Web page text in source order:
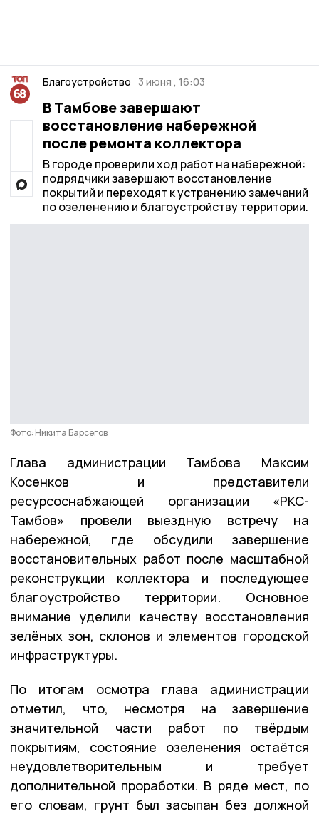
Благоустройство 3 июня , 16:03
В Тамбове завершают
восстановление набережной
после ремонта коллектора
В городе проверили ход работ на набережной:
подрядчики завершают восстановление
покрытий и переходят к устранению замечаний
по озеленению и благоустройству территории.
Фото: Никита Барсегов
Глава администрации Тамбова Максим
Косенков и представители
ресурсоснабжающей организации «РКС-
Тамбов» провели выездную встречу на
набережной, где обсудили завершение
восстановительных работ после масштабной
реконструкции коллектора и последующее
благоустройство территории. Основное
внимание уделили качеству восстановления
зелёных зон, склонов и элементов городской
инфраструктуры.
По итогам осмотра глава администрации
отметил, что, несмотря на завершение
значительной части работ по твёрдым
покрытиям, состояние озеленения остаётся
неудовлетворительным и требует
дополнительной проработки. В ряде мест, по
его словам, грунт был засыпан без должной